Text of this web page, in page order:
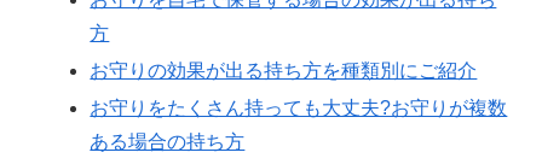
方
お守りの効果が出る持ち方を種類別にご紹介
お守りをたくさん持っても大丈夫?お守りが複数
ある場合の持ち方